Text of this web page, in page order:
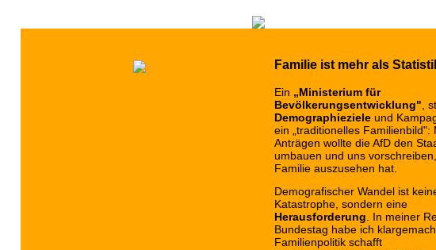
Familie ist mehr als
Ein „Ministerium für
Bevölkerungsentwicklung" ,
Demographieziele und
ein „traditionelles Familienbild":
Anträgen wollte die AfD den
umbauen und uns
Familie auszusehen hat.
Demografischer Wandel ist
Katastrophe, sondern eine
Herausforderung . In meiner
Bundestag habe ich
Familienpolitik schafft